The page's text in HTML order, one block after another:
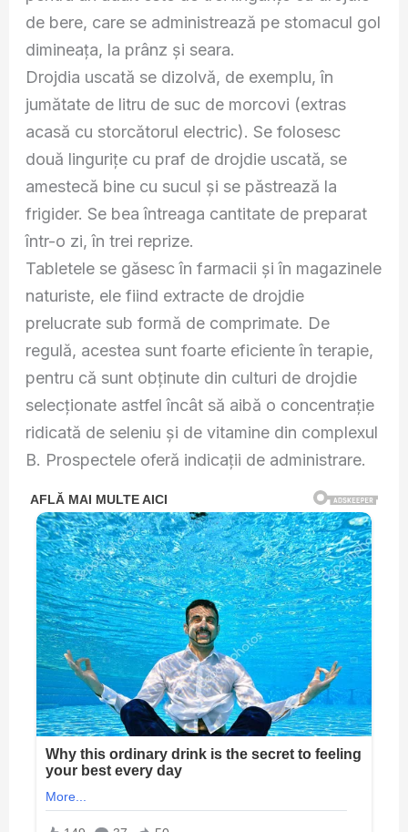
de bere, care se administrează pe stomacul gol
dimineaţa, la prânz şi seara.
Drojdia uscată se dizolvă, de exemplu, în
jumătate de litru de suc de morcovi (extras
acasă cu storcătorul electric). Se folosesc
două linguriţe cu praf de drojdie uscată, se
amestecă bine cu sucul şi se păstrează la
frigider. Se bea întreaga cantitate de preparat
într-o zi, în trei reprize.
Tabletele se găsesc în farmacii şi în magazinele
naturiste, ele fiind extracte de drojdie
prelucrate sub formă de comprimate. De
regulă, acestea sunt foarte eficiente în terapie,
pentru că sunt obţinute din culturi de drojdie
selecţionate astfel încât să aibă o concentraţie
ridicată de seleniu şi de vitamine din complexul
B. Prospectele oferă indicaţii de administrare.